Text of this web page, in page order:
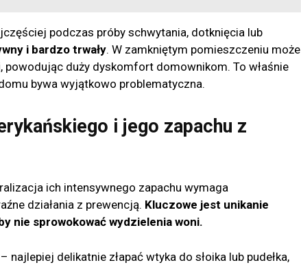
podczas próby schwytania, dotknięcia lub
i bardzo trwały. W zamkniętym pomieszczeniu może
powodując duży dyskomfort domownikom. To właśnie
bywa wyjątkowo problematyczna.
i jego zapachu z
ich intensywnego zapachu wymaga
działania z prewencją. Kluczowe jest unikanie
nie sprowokować wydzielenia woni.
– najlepiej delikatnie złapać wtyka do słoika lub pudełka,